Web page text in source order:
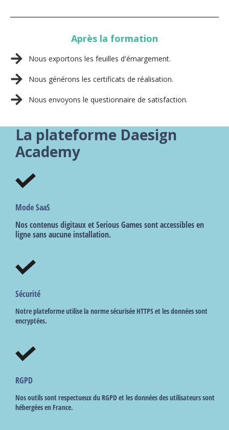
Après la formation
Nous exportons les feuilles d'émargement.
Nous générons les certificats de réalisation.
Nous envoyons le questionnaire de satisfaction.
La plateforme Daesign
Academy
Mode SaaS
Nos contenus digitaux et Serious Games sont accessibles en
ligne sans aucune installation.
Sécurité
Notre plateforme utilise la norme sécurisée HTTPS et les données sont
encryptées.
RGPD
Nos outils sont respectueux du RGPD et les données des utilisateurs sont
hébergées en France.